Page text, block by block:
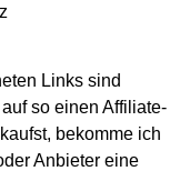
Links sind
so einen Affiliate-
bekomme ich
Anbieter eine